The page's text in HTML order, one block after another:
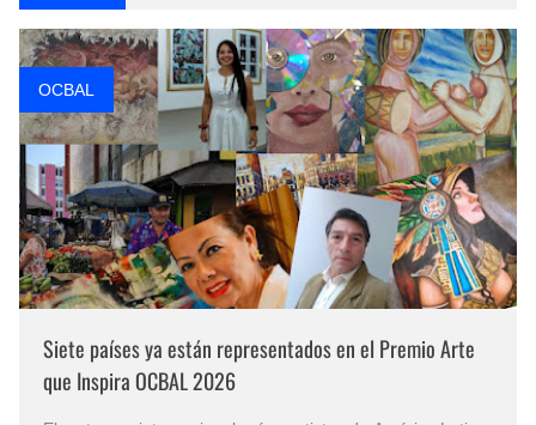
OCBAL
Siete países ya están representados en el Premio Arte
que Inspira OCBAL 2026